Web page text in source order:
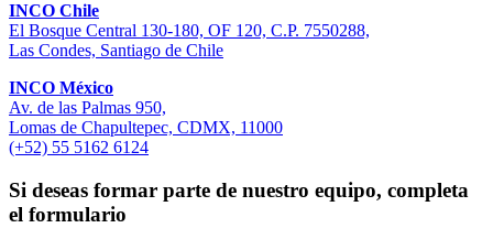
INCO Chile
El Bosque Central 130-180, OF 120, C.P. 7550288,
Las Condes, Santiago de Chile
INCO México
Av. de las Palmas 950,
Lomas de Chapultepec, CDMX, 11000
(+52) 55 5162 6124
Si deseas formar parte de nuestro equipo, completa
el formulario